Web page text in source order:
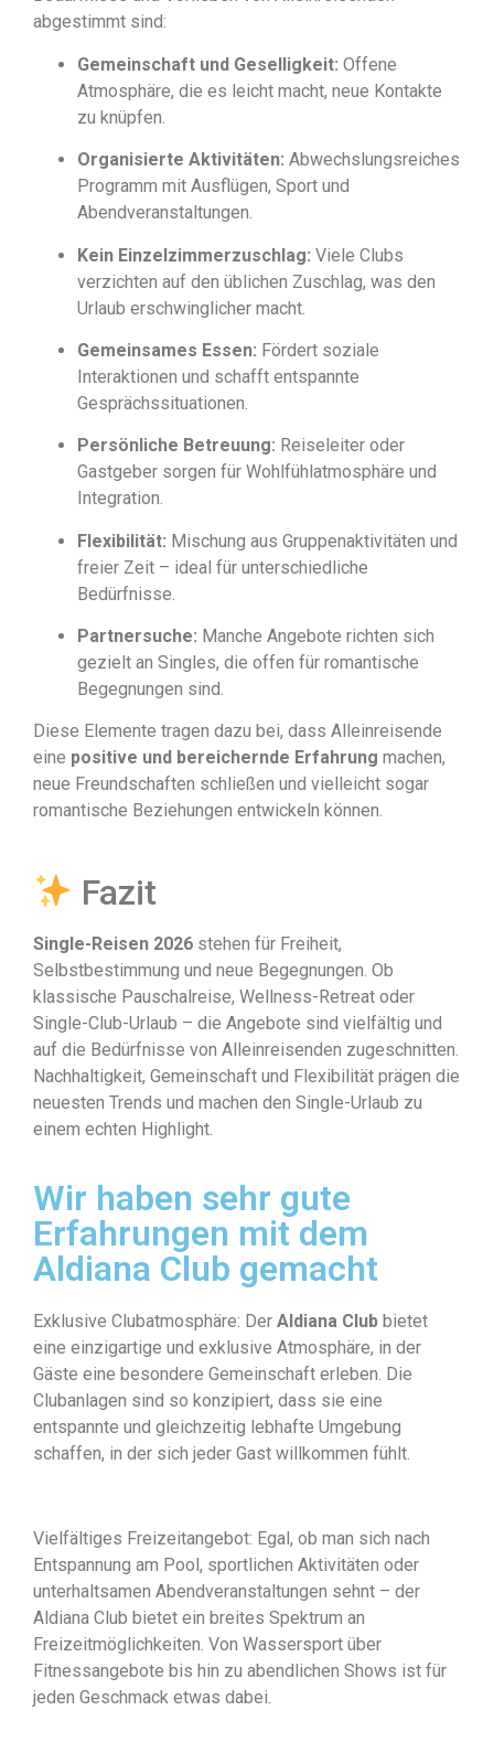
abgestimmt sind:
Gemeinschaft und Geselligkeit: Offene
Atmosphäre, die es leicht macht, neue Kontakte
zu knüpfen.
Organisierte Aktivitäten: Abwechslungsreiches
Programm mit Ausflügen, Sport und
Abendveranstaltungen.
Kein Einzelzimmerzuschlag: Viele Clubs
verzichten auf den üblichen Zuschlag, was den
Urlaub erschwinglicher macht.
Gemeinsames Essen: Fördert soziale
Interaktionen und schafft entspannte
Gesprächssituationen.
Persönliche Betreuung: Reiseleiter oder
Gastgeber sorgen für Wohlfühlatmosphäre und
Integration.
Flexibilität: Mischung aus Gruppenaktivitäten und
freier Zeit – ideal für unterschiedliche
Bedürfnisse.
Partnersuche: Manche Angebote richten sich
gezielt an Singles, die offen für romantische
Begegnungen sind.
Diese Elemente tragen dazu bei, dass Alleinreisende
eine positive und bereichernde Erfahrung machen,
neue Freundschaften schließen und vielleicht sogar
romantische Beziehungen entwickeln können.
Fazit
Single-Reisen 2026 stehen für Freiheit,
Selbstbestimmung und neue Begegnungen. Ob
klassische Pauschalreise, Wellness-Retreat oder
Single-Club-Urlaub – die Angebote sind vielfältig und
auf die Bedürfnisse von Alleinreisenden zugeschnitten.
Nachhaltigkeit, Gemeinschaft und Flexibilität prägen die
neuesten Trends und machen den Single-Urlaub zu
einem echten Highlight.
Wir haben sehr gute
Erfahrungen mit dem
Aldiana Club gemacht
Exklusive Clubatmosphäre: Der Aldiana Club bietet
eine einzigartige und exklusive Atmosphäre, in der
Gäste eine besondere Gemeinschaft erleben. Die
Clubanlagen sind so konzipiert, dass sie eine
entspannte und gleichzeitig lebhafte Umgebung
schaffen, in der sich jeder Gast willkommen fühlt.
Vielfältiges Freizeitangebot: Egal, ob man sich nach
Entspannung am Pool, sportlichen Aktivitäten oder
unterhaltsamen Abendveranstaltungen sehnt – der
Aldiana Club bietet ein breites Spektrum an
Freizeitmöglichkeiten. Von Wassersport über
Fitnessangebote bis hin zu abendlichen Shows ist für
jeden Geschmack etwas dabei.